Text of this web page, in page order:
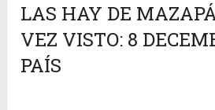
LAS HAY DE
VEZ VISTO: 8
PAÍS